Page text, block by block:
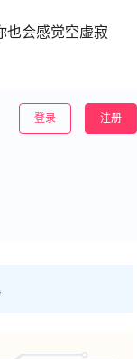
也会感觉空虚寂
登录 注册